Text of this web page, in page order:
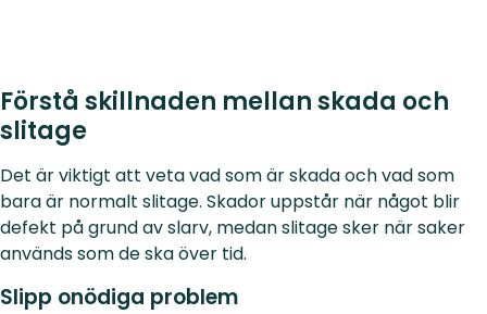
Förstå skillnaden mellan skada och
slitage
Det är viktigt att veta vad som är skada och vad som
bara är normalt slitage. Skador uppstår när något blir
defekt på grund av slarv, medan slitage sker när saker
används som de ska över tid.
Slipp onödiga problem